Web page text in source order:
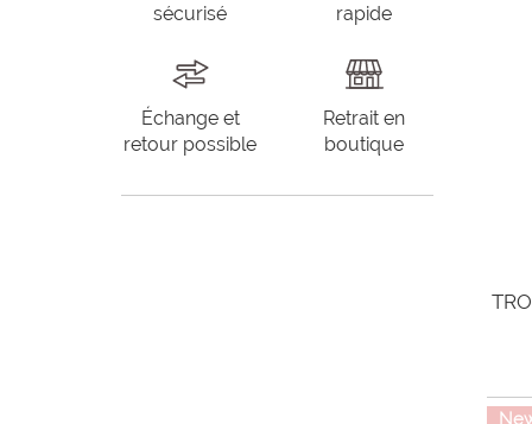
sécurisé
rapide
Échange et
retour possible
Retrait en
boutique